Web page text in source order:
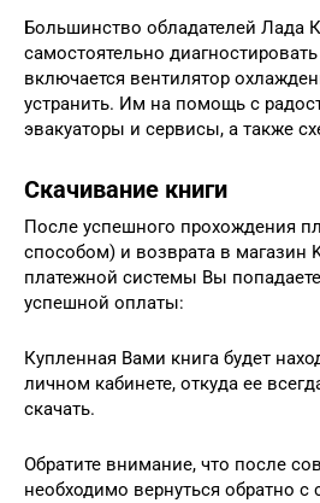
Большинство обладателей Лада
самостоятельно
включается вентилятор
устранить. Им на помощь с
эвакуаторы и сервисы, а также
Скачивание книги
После успешного прохождения
способом) и возврата в магазин
платежной системы Вы
успешной оплаты:
Купленная Вами книга будет
личном кабинете, откуда ее
скачать.
Обратите внимание, что после
необходимо вернуться обратно с